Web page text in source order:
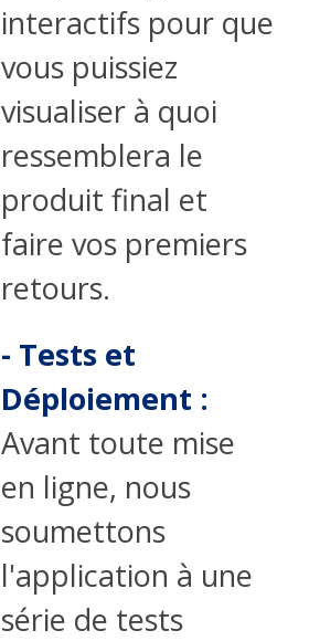
interactifs pour que
vous puissiez
visualiser à quoi
ressemblera le
produit final et
faire vos premiers
retours.
- Tests et
Déploiement :
Avant toute mise
en ligne, nous
soumettons
l'application à une
série de tests